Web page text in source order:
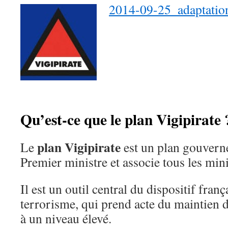
2014-09-
Qu’est-ce que le plan Vigipirate
Leplan Vigipirateest un plan
Premier ministre et associe tous les
Il est un outil central du dispositif
terrorisme, qui prend acte du maintien
à un niveau élevé.